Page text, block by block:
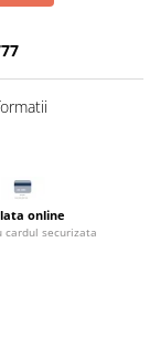
online
cardul securizata